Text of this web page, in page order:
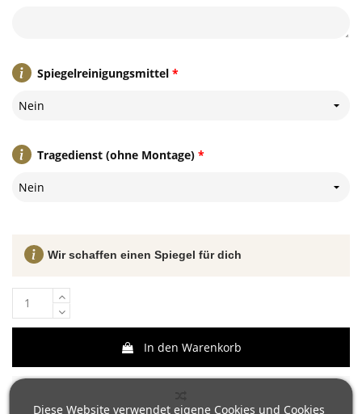
*
Spiegelreinigungsmittel
Nein
*
Tragedienst (ohne Montage)
Nein
In den Warenkorb
Wir schaffen einen Spiegel für dich
Diese Website verwendet eigene Cookies und Cookies